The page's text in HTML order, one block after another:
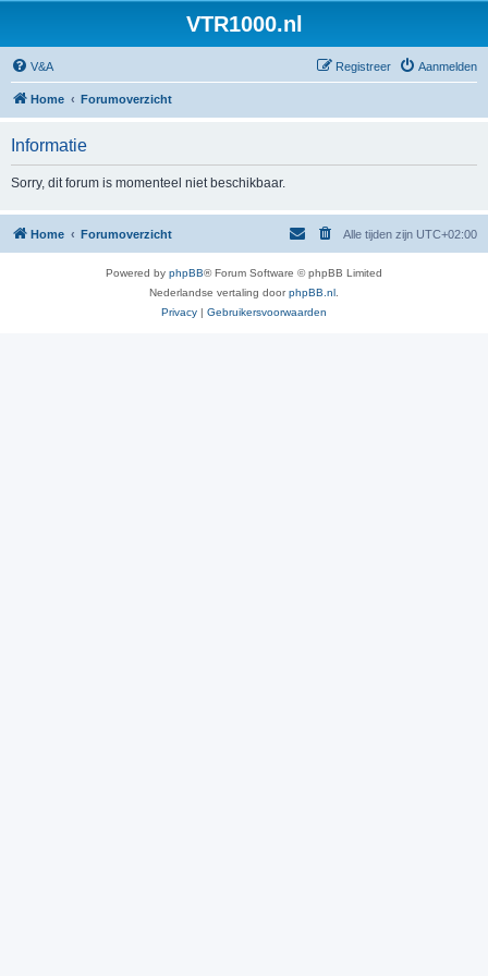
VTR1000.nl
V&A Aanmelden
Registreer
Home Forumoverzicht
Informatie
Sorry, dit forum is momenteel niet beschikbaar.
Home Forumoverzicht Alle tijden zijn UTC+02:00
Powered by phpBB® Forum Software © phpBB Limited
Nederlandse vertaling doorphpBB.nl
Privacy | Gebruikersvoorwaarden